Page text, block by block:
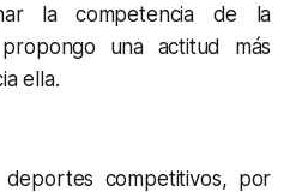
la competencia de la
una actitud más
ella.
competitivos, por